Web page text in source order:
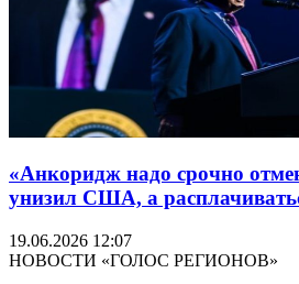
«Анкоридж надо срочно
унизил США, а
19.06.2026 12:07
НОВОСТИ «ГОЛОС РЕГИОНОВ»